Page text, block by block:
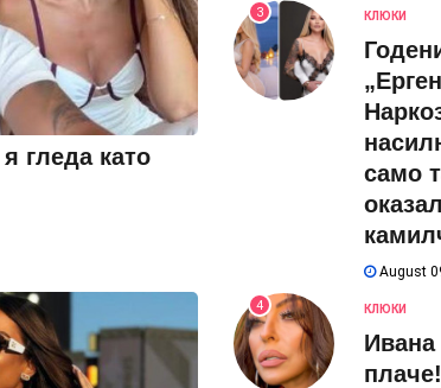
гледа като
3 КЛЮКИ
само
August
4 КЛЮКИ
Ивана